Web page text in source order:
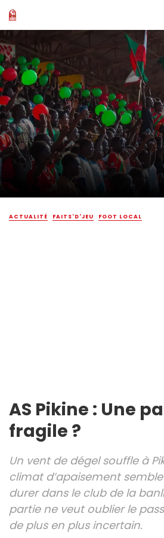
ACTUALITÉ FAITS'D'JEU FOOT LOCAL
AS Pikine : Une
fragile ?
Un vent de dégel souffle à
climat d’apaisement
durer dans le club de la
partie ne veut oublier le
de plus en plus incertain.